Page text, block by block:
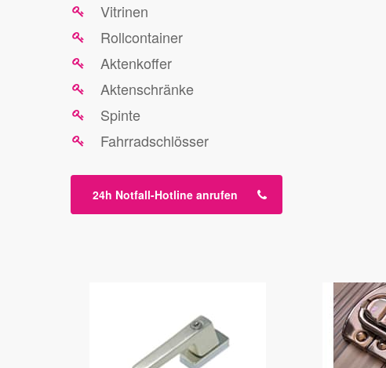
Vitrinen
Rollcontainer
Aktenkoffer
Aktenschränke
Spinte
Fahrradschlösser
24h Notfall-Hotline anrufen